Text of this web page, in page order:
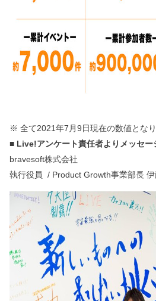
※ 全て2021年7月9日現在の数値とな
■ Live!アンケート責任者よりメッセー
bravesoft株式会社
執行役員 / Product Growth事業部長